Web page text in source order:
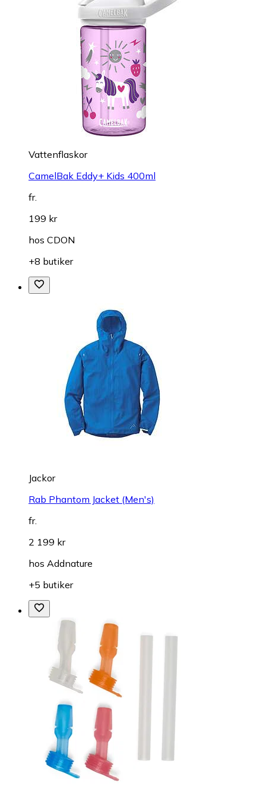
Vattenflaskor
CamelBak Eddy+ Kids 400ml
fr.
199 kr
hos CDON
+8 butiker
Jackor
Rab Phantom Jacket (Men's)
fr.
2 199 kr
hos Addnature
+5 butiker